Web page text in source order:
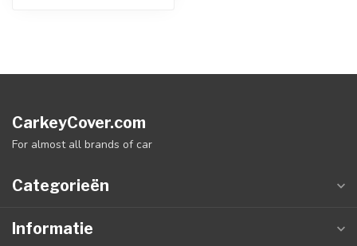
CarkeyCover.com
For almost all brands of car
Categorieën
Informatie